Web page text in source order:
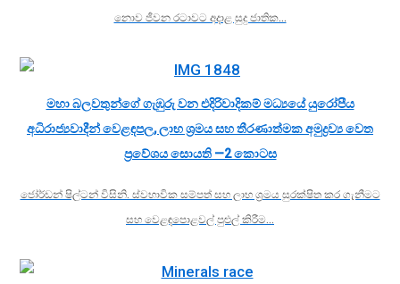
නොව ජීවන රටාවට අදාළ සුදු ජාතික…
මහා බලවතුන්ගේ ගැඹුරු වන එදිරිවාදිකම් මධ්‍යයේ යුරෝපීය
අධිරාජ්‍යවාදීන් වෙළඳපල, ලාභ ශ්‍රමය සහ තීරණාත්මක අමුද්‍රව්‍ය වෙත
ප්‍රවේශය සොයති —2 කොටස
ජෝර්ඩන් ෂිල්ටන් විසිනි. ස්වභාවික සම්පත් සහ ලාභ ශ්‍රමය සුරක්ෂිත කර ගැනීමට
සහ වෙළඳපොළවල් පුළුල් කිරීම…